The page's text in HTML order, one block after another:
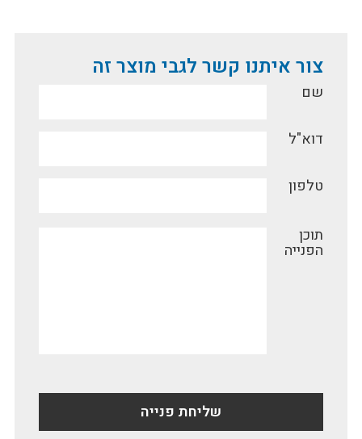
צור איתנו קשר לגבי מוצר זה
שם
דוא"ל
טלפון
תוכן
הפנייה